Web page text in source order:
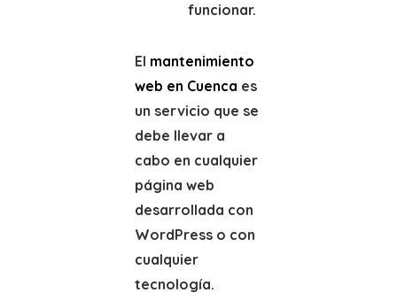
funcionar.
El mantenimiento
web en Cuenca es
un servicio que se
debe llevar a
cabo en cualquier
página web
desarrollada con
WordPress o con
cualquier
tecnología.